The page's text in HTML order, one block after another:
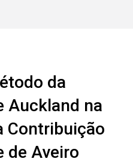
da
Auckland na
Contribuição
de Aveiro